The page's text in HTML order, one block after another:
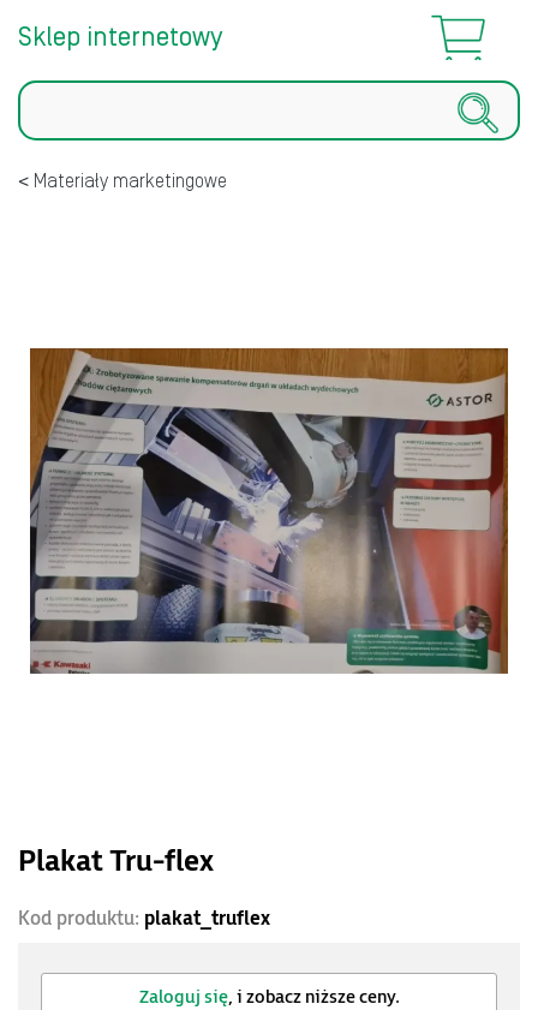
Sklep internetowy
Szukaj
Materiały marketingowe
Plakat Tru-flex
Kod produktu: plakat_truflex
Zaloguj się, i zobacz niższe ceny.